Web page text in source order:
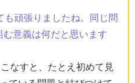
も頑張りましたね。同じ問
意義は何だと思います
なすと、たとえ初めて見